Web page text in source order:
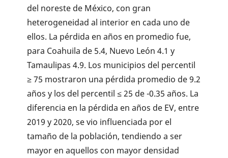
del noreste de México, con gran
heterogeneidad al interior en cada uno de
ellos. La pérdida en años en promedio fue,
para Coahuila de 5.4, Nuevo León 4.1 y
Tamaulipas 4.9. Los municipios del percentil
≥ 75 mostraron una pérdida promedio de 9.2
años y los del percentil ≤ 25 de -0.35 años. La
diferencia en la pérdida en años de EV, entre
2019 y 2020, se vio influenciada por el
tamaño de la población, tendiendo a ser
mayor en aquellos con mayor densidad